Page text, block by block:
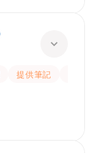
提供筆記